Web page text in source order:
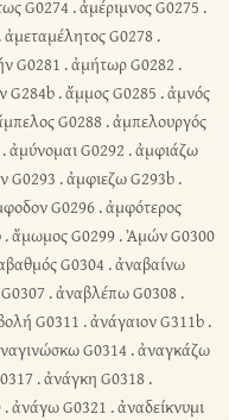
G0274 .ἀμέριμνος G0275 .
ἀμεταμέλητος G0278.
G0281 .ἀμήτωρ G0282 .
G284b.ἄμμος G0285 .ἀμνός
G0288.ἀμπελουργός
.ἀμύνομαι G0292 .ἀμφιάζω
G0293 .ἀμφιεζω G293b.
G0296.ἀμφότερος
.ἄμωμος G0299.Ἀμών G0300
G0304 .ἀναβαίνω
.ἀναβλέπω G0308.
G0311 .ἀνάγαιον G311b.
G0314 .ἀναγκάζω
.ἀνάγκη G0318.
.ἀνάγω G0321 .ἀναδείκνυμι